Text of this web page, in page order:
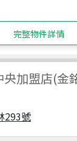
完整物件詳情
央加盟店(金
293號